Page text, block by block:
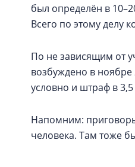
был определён в
Всего по этому делу
По не зависящим от
возбуждено в ноябре
условно и штраф в
Напомним:
человека. Там тоже